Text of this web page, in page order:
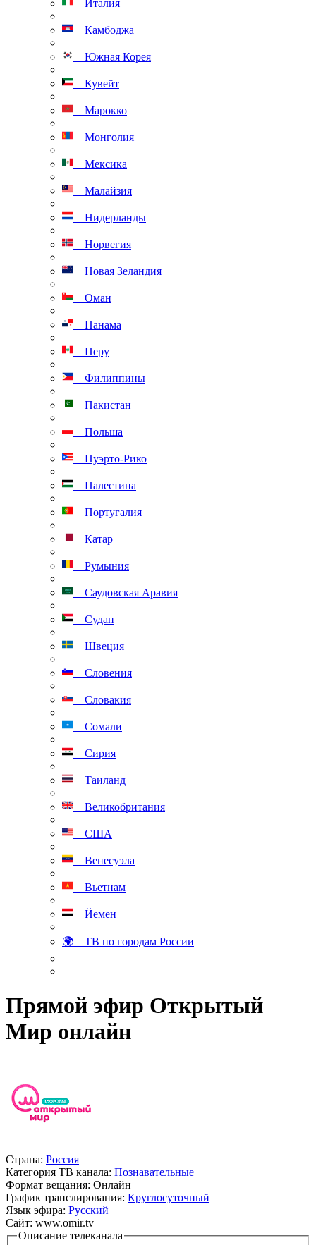
Италия
Камбоджа
Южная Корея
Кувейт
Марокко
Монголия
Мексика
Малайзия
Нидерланды
Норвегия
Новая Зеландия
Оман
Панама
Перу
Филиппины
Пакистан
Польша
Пуэрто-Рико
Палестина
Португалия
Катар
Румыния
Саудовская Аравия
Судан
Швеция
Словения
Словакия
Сомали
Сирия
Таиланд
Великобритания
США
Венесуэла
Вьетнам
Йемен
🌍 ТВ по городам России
Прямой эфир Открытый
Мир онлайн
Страна: Россия
Категория ТВ канала: Познавательные
Формат вещания: Онлайн
График транслирования: Круглосуточный
Язык эфира: Русский
Сайт: www.omir.tv
Описание телеканала